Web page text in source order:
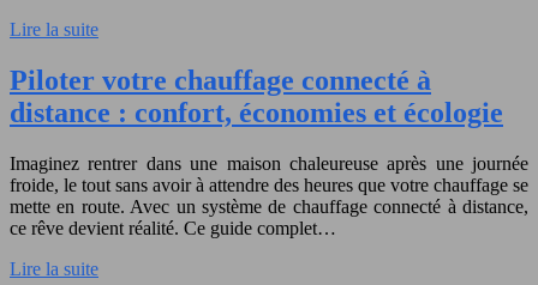
Lire la suite
Piloter votre chauffage connecté à
distance : confort, économies et écologie
Imaginez rentrer dans une maison chaleureuse après une journée
froide, le tout sans avoir à attendre des heures que votre chauffage se
mette en route. Avec un système de chauffage connecté à distance,
ce rêve devient réalité. Ce guide complet…
Lire la suite